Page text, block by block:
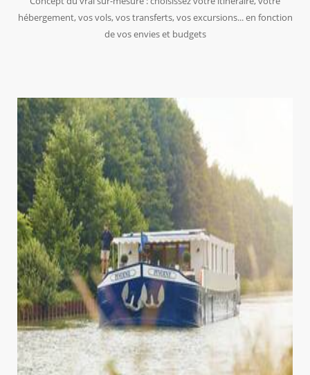
hébergement, vos vols, vos transferts, vos excursions... en fonction
de vos envies et budgets